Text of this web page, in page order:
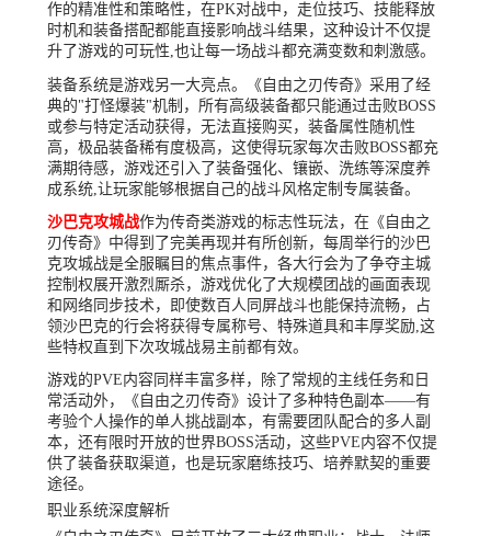
作的精准性和策略性，在PK对战中，走位技巧、技能释放
时机和装备搭配都能直接影响战斗结果，这种设计不仅提
升了游戏的可玩性,也让每一场战斗都充满变数和刺激感。
装备系统是游戏另一大亮点。《自由之刃传奇》采用了经
典的"打怪爆装"机制，所有高级装备都只能通过击败BOSS
或参与特定活动获得，无法直接购买，装备属性随机性
高，极品装备稀有度极高，这使得玩家每次击败BOSS都充
满期待感，游戏还引入了装备强化、镶嵌、洗练等深度养
成系统,让玩家能够根据自己的战斗风格定制专属装备。
沙巴克攻城战作为传奇类游戏的标志性玩法，在《自由之
刃传奇》中得到了完美再现并有所创新，每周举行的沙巴
克攻城战是全服瞩目的焦点事件，各大行会为了争夺主城
控制权展开激烈厮杀，游戏优化了大规模团战的画面表现
和网络同步技术，即使数百人同屏战斗也能保持流畅，占
领沙巴克的行会将获得专属称号、特殊道具和丰厚奖励,这
些特权直到下次攻城战易主前都有效。
游戏的PVE内容同样丰富多样，除了常规的主线任务和日
常活动外，《自由之刃传奇》设计了多种特色副本——有
考验个人操作的单人挑战副本，有需要团队配合的多人副
本，还有限时开放的世界BOSS活动，这些PVE内容不仅提
供了装备获取渠道，也是玩家磨练技巧、培养默契的重要
途径。
职业系统深度解析